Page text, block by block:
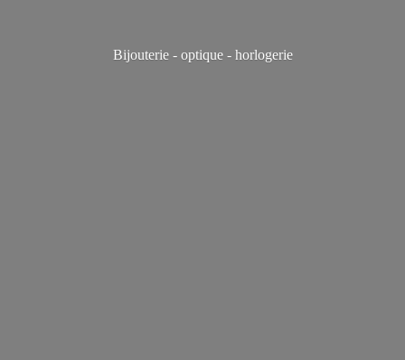
Bijouterie - optique - horlogerie